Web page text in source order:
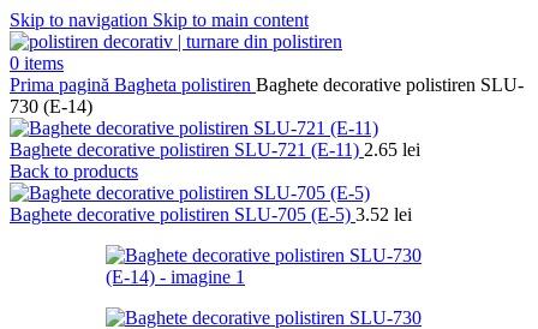
Skip to navigation Skip to main content
0 items
Prima pagină Bagheta polistiren Baghete decorative polistiren SLU-
730 (E-14)
Baghete decorative polistiren SLU-721 (E-11) 2.65 lei
Back to products
Baghete decorative polistiren SLU-705 (E-5) 3.52 lei